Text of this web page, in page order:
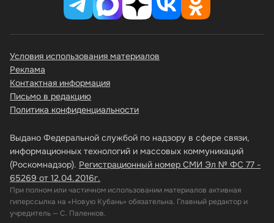
Выдано Федеральной службой по надзору в сфере связи,
информационных технологий и массовых коммуникаций
(Роскомнадзор). Регистрационный номер СМИ Эл № ФС 77 -
65269 от 12.04.2016г.
При полном или частичном использовании материалов активная
гиперссылка на «Новую Кубань» обязательна. Главный редактор и
учредитель — С. Паленков.
Условия использования материалов
Реклама
Контактная информация
Письмо в редакцию
Политика конфиденциальности